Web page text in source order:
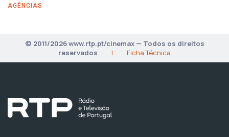
AGÊNCIAS
© 2011/2026 www.rtp.pt/cinemax — Todos os direitos
reservados
| Ficha Técnica